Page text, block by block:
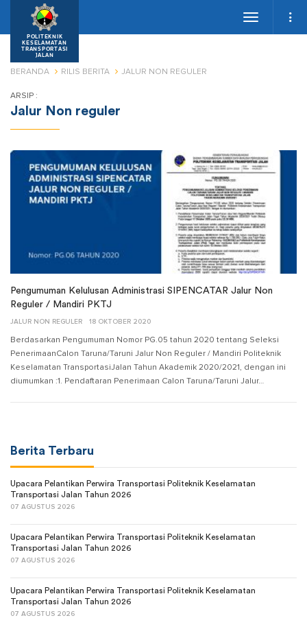
POLITEKNIK
KESELAMATAN
TRANSPORTASI
JALAN
Toggle
BERANDA RILIS BERITA JALUR NON REGULER
ARSIP :
Jalur Non reguler
Pengumuman Kelulusan Administrasi SIPENCATAR Jalur Non
Reguler / Mandiri PKTJ
JALUR NON REGULER 18 OKTOBER 2020
Berdasarkan Pengumuman Nomor PG.05 tahun 2020 tentang Seleksi
PenerimaanCalon Taruna/Taruni Jalur Non Reguler / Mandiri Politeknik
Keselamatan TransportasiJalan Tahun Akademik 2020/2021, dengan ini
diumumkan :1. Pendaftaran Penerimaan Calon Taruna/Taruni Jalur…
Berita Terbaru
Upacara Pelantikan Perwira Transportasi Politeknik Keselamatan
Transportasi Jalan Tahun 2026
07 AGUSTUS 2026
Upacara Pelantikan Perwira Transportasi Politeknik Keselamatan
Transportasi Jalan Tahun 2026
07 AGUSTUS 2026
Upacara Pelantikan Perwira Transportasi Politeknik Keselamatan
Transportasi Jalan Tahun 2026
07 AGUSTUS 2026